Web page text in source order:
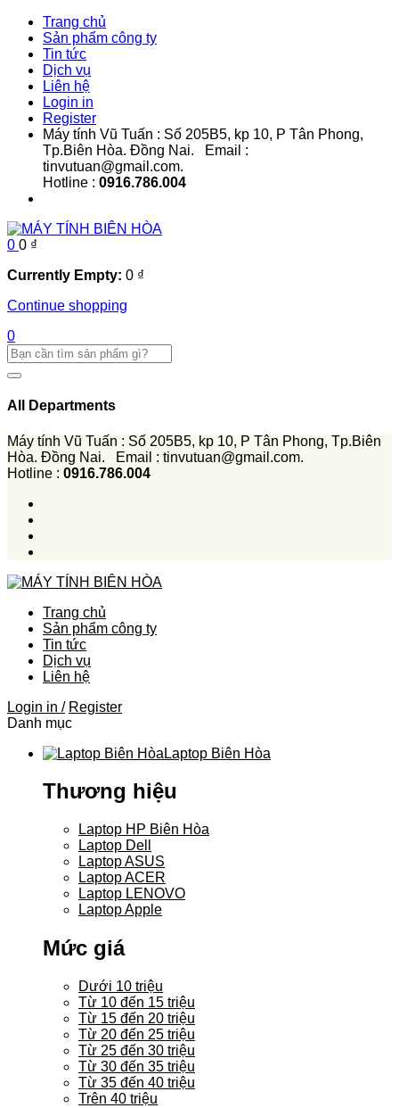
Trang chủ
Sản phẩm công ty
Tin tức
Dịch vụ
Liên hệ
Login in
Register
Máy tính Vũ Tuấn : Số 205B5, kp 10, P Tân Phong,
Tp.Biên Hòa. Đồng Nai. Email :
tinvutuan@gmail.com.
Hotline : 0916.786.004
0 0 ₫
Currently Empty: 0 ₫
Continue shopping
0
All Departments
Máy tính Vũ Tuấn : Số 205B5, kp 10, P Tân Phong, Tp.Biên
Hòa. Đồng Nai. Email : tinvutuan@gmail.com.
Hotline : 0916.786.004
Trang chủ
Sản phẩm công ty
Tin tức
Dịch vụ
Liên hệ
Login in / Register
Danh mục
Laptop Biên Hòa
Thương hiệu
Laptop HP Biên Hòa
Laptop Dell
Laptop ASUS
Laptop ACER
Laptop LENOVO
Laptop Apple
Mức giá
Dưới 10 triệu
Từ 10 đến 15 triệu
Từ 15 đến 20 triệu
Từ 20 đến 25 triệu
Từ 25 đến 30 triệu
Từ 30 đến 35 triệu
Từ 35 đến 40 triệu
Trên 40 triệu